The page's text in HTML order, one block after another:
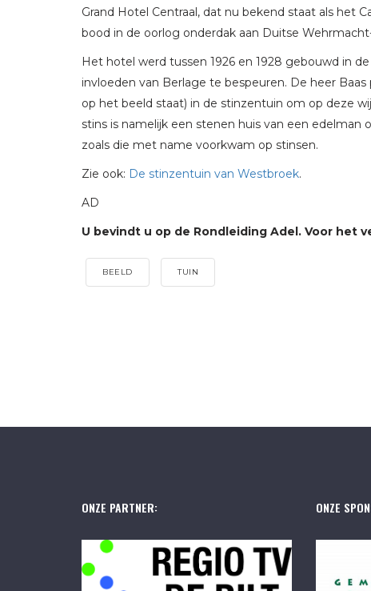
Grand Hotel Centraal, dat nu bekend staat als het
bood in de oorlog onderdak aan Duitse
Het hotel werd tussen 1926 en 1928 gebouwd in
invloeden van Berlage te bespeuren. De heer
op het beeld staat) in de stinzentuin om op deze
stins is namelijk een stenen huis van een edelman
zoals die met name voorkwam op stinsen.
Zie ook: De stinzentuin van Westbroek.
AD
U bevindt u op de Rondleiding Adel. Voor het
BEELD TUIN
ONZE PARTNER: ONZE